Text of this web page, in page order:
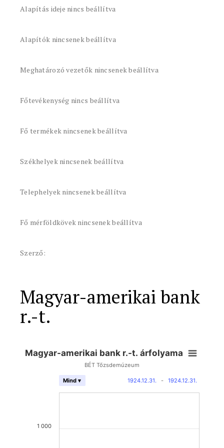
Alapítás ideje nincs beállítva
Alapítók nincsenek beállítva
Meghatározó vezetők nincsenek beállítva
Főtevékenység nincs beállítva
Fő termékek nincsenek beállítva
Székhelyek nincsenek beállítva
Telephelyek nincsenek beállítva
Fő mérföldkövek nincsenek beállítva
Szerző:
Magyar-amerikai bank
r.-t.
Magyar-amerikai bank r.-t. árfolyama
BÉT Tőzsdemúzeum
1924.12.31. - 1924.12.31.
Mind ▾
1 000